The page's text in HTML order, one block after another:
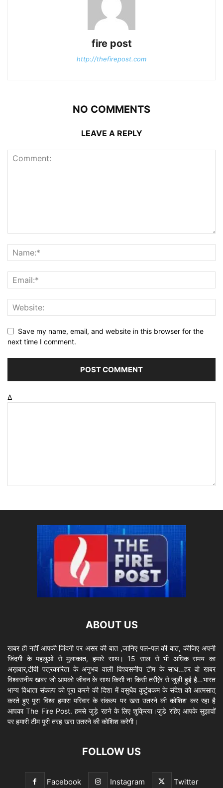
fire post
http://thefirepost.com
NO COMMENTS
LEAVE A REPLY
Save my name, email, and website in this browser for the
next time I comment.
Δ
ABOUT US
खबर ही नहीं आपकी जिंदगी पर असर की बात ,जानिए पल-पल की बात, कीजिए अपनी
जिंदगी के पहलुओं से मुलाकात, हमारे साथ। 15 साल से भी अधिक समय का
अख़बार,टीवी पत्रकारिता के अनुभव वाली विश्वसनीय टीम के साथ…हर वो खबर
विश्वसनीय खबर जो आपको जीवन के साथ किसी ना किसी तरीक़े से जुड़ी हुई है…भारत
भाग्य विधाता संकल्प को पूरा करने की दिशा में वसुधैव कुटुंबकम के संदेश को आत्मसात्
करते हुए पूरा विश्व हमारा परिवार के संकल्प पर खरा उतरने की कोशिश कर रहा है
आपका The Fire Post. हमसे जुड़े रहने के लिए शुक्रिया।जुडे रहिए आपके सुझावों
पर हमारी टीम पूरी तरह खरा उतरने की कोशिश करेगी।
FOLLOW US
Facebook Instagram Twitter